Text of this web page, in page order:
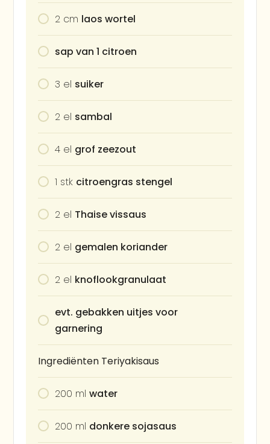
2 cm laos wortel
sap van 1 citroen
3 el suiker
2 el sambal
4 el grof zeezout
1 stk citroengras stengel
2 el Thaise vissaus
2 el gemalen koriander
2 el knoflookgranulaat
evt. gebakken uitjes voor
garnering
Ingrediënten Teriyakisaus
200 ml water
200 ml donkere sojasaus